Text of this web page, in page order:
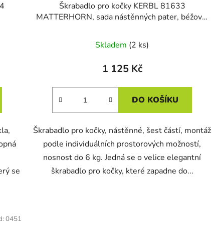
se
Škrabadlo pro kočky KERBL 81633
MATTERHORN, sada nástěnných pater, béžová,
Skladem (2 ks)
1 125 Kč
DO KOŠÍKU
Škrabadlo pro kočky, nástěnné, šest částí, montáž
podle individuálních prostorových možností,
nosnost do 6 kg. Jedná se o velice elegantní
škrabadlo pro kočky, které zapadne do...
0451